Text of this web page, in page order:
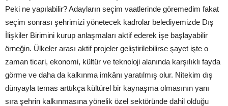
Peki ne yapılabilir? Adayların seçim vaatlerinde göremedim fakat
seçim sonrası şehrimizi yönetecek kadrolar belediyemizde Dış
İlişkiler Birimini kurup anlaşmaları aktif ederek işe başlayabilir
örneğin. Ülkeler arası aktif projeler geliştirilebilirse şayet işte o
zaman ticari, ekonomi, kültür ve teknoloji alanında karşılıklı fayda
görme ve daha da kalkınma imkânı yaratılmış olur. Nitekim dış
dünyayla temas arttıkça kültürel bir kaynaşma olmasının yanı
sıra şehrin kalkınmasına yönelik özel sektöründe dahil olduğu